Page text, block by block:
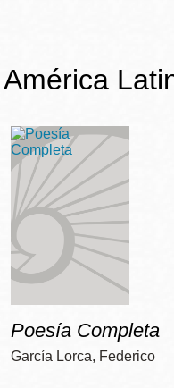
Poesía Completa
García Lorca, Federico